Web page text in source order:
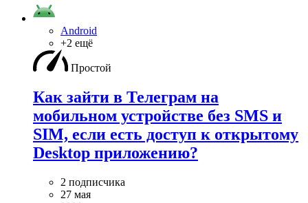
Android
+2 ещё
Простой
Как зайти в Телеграм на
мобильном устройстве без SMS и
SIM, если есть доступ к открытому
Desktop приложению?
2 подписчика
27 мая